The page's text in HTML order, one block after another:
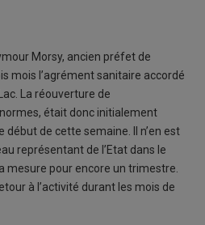
Morsy, ancien préfet de
mois l’agrément sanitaire accordé
La réouverture de
était donc initialement
de cette semaine. Il n’en est
représentant de l’Etat dans le
mesure pour encore un trimestre.
à l’activité durant les mois de